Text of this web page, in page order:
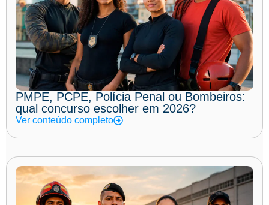
PMPE, PCPE, Polícia Penal ou Bombeiros:
qual concurso escolher em 2026?
Ver conteúdo completo